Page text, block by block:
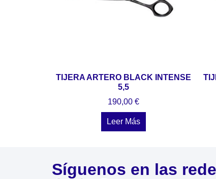
TIJERA ARTERO BLACK INTENSE
5,5
190,00 €
Leer Más
Síguenos en las